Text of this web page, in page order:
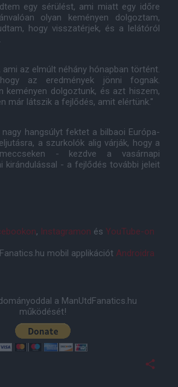
egy sérülést, ami miatt egy időre
olyan keményen dolgoztam,
hogy visszatérjek, és a lelátóról
az elmúlt néhány hónapban történt.
az eredmények jönni fognak.
keményen dolgoztunk, és azt hiszem,
már látszik a fejlődés, amit elértünk."
nagy hangsúlyt fektet a bilbaoi Európa-
a szurkolók alig várják, hogy a
meccseken - kezdve a vasárnapi
kirándulással - a fejlődés további jeleit
, Instagramon és YouTube-on
mobil applikációt Androidra
a ManUtdFanatics.hu
működését!